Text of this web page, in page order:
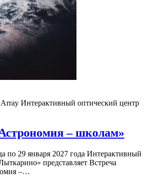
Array Интерактивный оптический центр
– школам»
по 29 января 2027 года Интерактивный
представляет Встреча
–…